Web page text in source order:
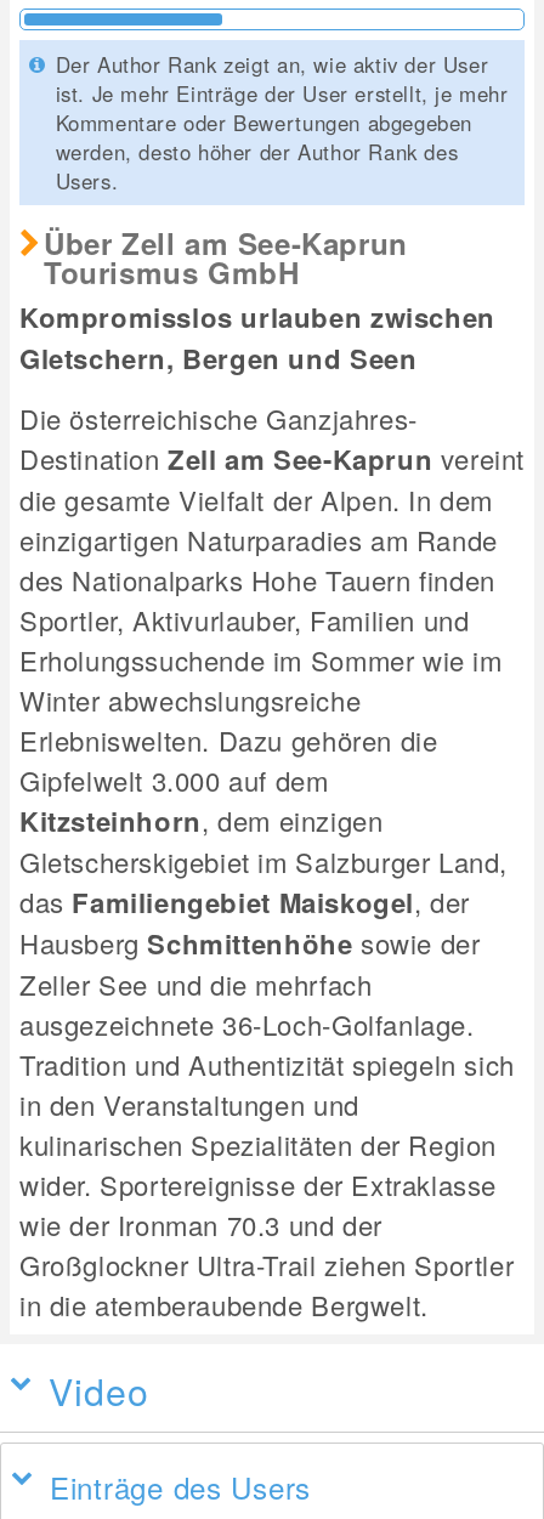
Der Author Rank zeigt an, wie aktiv der User
ist. Je mehr Einträge der User erstellt, je mehr
Kommentare oder Bewertungen abgegeben
werden, desto höher der Author Rank des
Users.
Über Zell am See-Kaprun
Tourismus GmbH
Kompromisslos urlauben zwischen
Gletschern, Bergen und Seen
Die österreichische Ganzjahres-
DestinationZell am See-Kaprun vereint
die gesamte Vielfalt der Alpen. In dem
einzigartigen Naturparadies am Rande
des Nationalparks Hohe Tauern finden
Sportler, Aktivurlauber, Familien und
Erholungssuchende im Sommer wie im
Winter abwechslungsreiche
Erlebniswelten. Dazu gehören die
Gipfelwelt 3.000 auf dem
Kitzsteinhorn, dem einzigen
Gletscherskigebiet im Salzburger Land,
das Familiengebiet Maiskogel, der
Hausberg Schmittenhöhe sowie der
Zeller See und die mehrfach
ausgezeichnete 36-Loch-Golfanlage.
Tradition und Authentizität spiegeln sich
in den Veranstaltungen und
kulinarischen Spezialitäten der Region
wider. Sportereignisse der Extraklasse
wie der Ironman 70.3 und der
Großglockner Ultra-Trail ziehen Sportler
in die atemberaubende Bergwelt.
Video
Einträge des Users